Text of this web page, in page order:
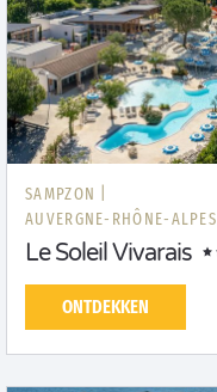
SAMPZON |
AUVERGNE-RHÔNE-ALPES
Le Soleil Vivarais
ONTDEKKEN